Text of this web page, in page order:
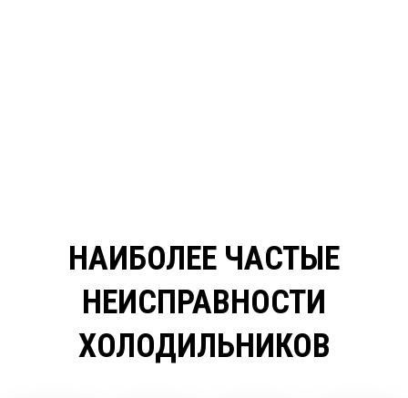
НАИБОЛЕЕ ЧАСТЫЕ
НЕИСПРАВНОСТИ
ХОЛОДИЛЬНИКОВ